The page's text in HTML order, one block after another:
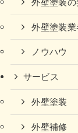
外壁塗装
外壁塗装
ノウハウ
サービス
外壁塗装
外壁補修